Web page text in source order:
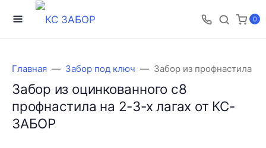
0
Главная Забор под ключ Забор из профнастила
Забор из оцинкованного с8
профнастила на 2-3-х лагах от КС-
ЗАБОР